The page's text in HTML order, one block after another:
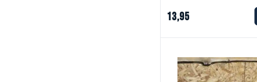
13,95